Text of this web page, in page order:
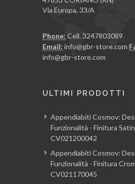
Via Europa, 33/A
Phone: Cell. 3247803089
Email: info@gbr-store.com
info@gbr-store.com
ULTIMI PRODOTTI
Appendiabiti Cosmov:
Funzionalità - Finitura
CV021200042
Appendiabiti Cosmov:
Funzionalità - Finitura
CV021170045